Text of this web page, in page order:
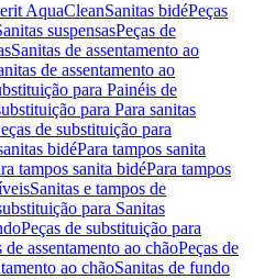
AquaCleanSanitas bidéPeças
suspensasPeças de
Sanitas de assentamento ao
de assentamento ao
para Painéis de
para Para sanitas
de substituição para
bidéPara tampos sanita
tampos sanita bidéPara tampos
Sanitas e tampos de
para Sanitas
Peças de substituição para
de assentamento ao chãoPeças de
ao chãoSanitas de fundo